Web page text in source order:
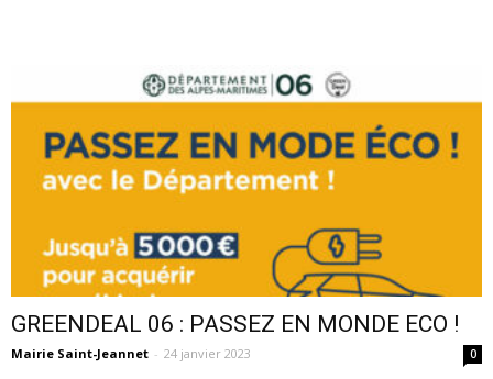
GREENDEAL 06 : PASSEZ EN MONDE ECO !
Mairie Saint-Jeannet - 24 janvier 2023 0